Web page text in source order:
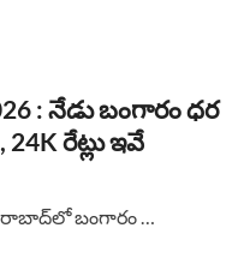
: నేడు బంగారం ధర
రేట్లు ఇవే
బంగారం …